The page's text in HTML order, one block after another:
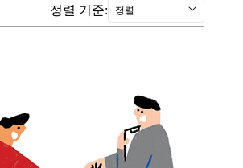
정렬 기준: 정렬